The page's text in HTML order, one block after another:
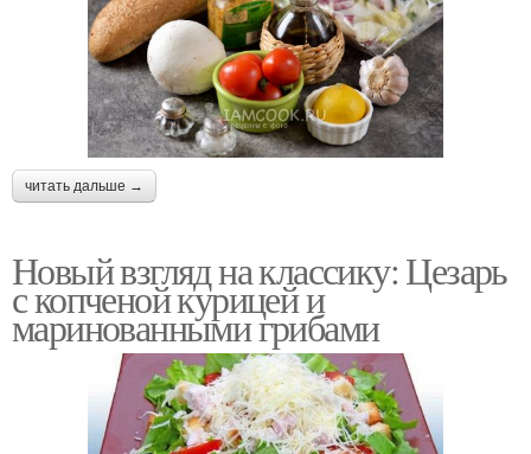
читать дальше →
Новый взгляд на классику: Цезарь
с копченой курицей и
маринованными грибами